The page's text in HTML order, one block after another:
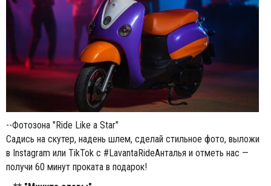
--Фотозона "Ride Like a Star"
Садись на скутер, надень шлем, сделай стильное фото, выложи
в Instagram или TikTok с #LavantaRideАнталья и отметь нас —
получи 60 минут проката в подарок!